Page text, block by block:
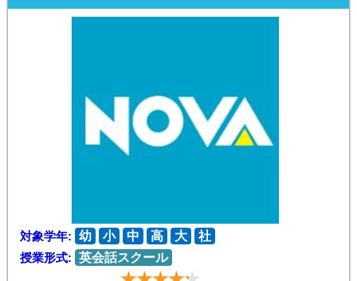
対象学年: 幼 小 中 高 大
社
授業形式: 英会話スクール